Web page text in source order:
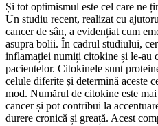
Și tot optimismul este cel care ne
Un studiu recent, realizat cu
cancer de sân, a evidențiat cum
asupra bolii. În cadrul studiului,
inflamației numiți citokine și le-au
pacientelor. Citokinele sunt
celule diferite și determină aceste
mod. Numărul de citokine este
cancer și pot contribui la
durere cronică și greață. Acest